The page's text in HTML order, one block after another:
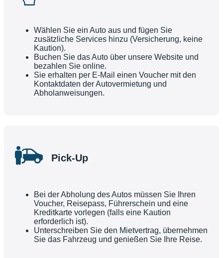
Wählen Sie ein Auto aus und fügen Sie
zusätzliche Services hinzu (Versicherung, keine
Kaution).
Buchen Sie das Auto über unsere Website und
bezahlen Sie online.
Sie erhalten per E-Mail einen Voucher mit den
Kontaktdaten der Autovermietung und
Abholanweisungen.
Pick-Up
Bei der Abholung des Autos müssen Sie Ihren
Voucher, Reisepass, Führerschein und eine
Kreditkarte vorlegen (falls eine Kaution
erforderlich ist).
Unterschreiben Sie den Mietvertrag, übernehmen
Sie das Fahrzeug und genießen Sie Ihre Reise.